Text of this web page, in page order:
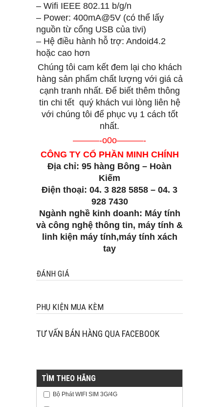
– Wifi IEEE 802.11 b/g/n
– Power: 400mA@5V (có thể lấy
nguồn từ cổng USB của tivi)
– Hệ điều hành hỗ trợ: Andoid4.2
hoặc cao hơn
Chúng tôi cam kết đem lại cho khách
hàng sản phẩm chất lượng với giá cả
cạnh tranh nhất. Để biết thêm thông
tin chi tết quý khách vui lòng liên hệ
với chúng tôi để phục vụ 1 cách tốt
nhất.
———-o0o———-
CÔNG TY CỔ PHẦN MINH CHÍNH
Địa chỉ: 95 hàng Bông – Hoàn
Kiếm
Điện thoại: 04. 3 828 5858 – 04. 3
928 7430
Ngành nghề kinh doanh: Máy tính
và công nghệ thông tin, máy tính &
linh kiện máy tính,máy tính xách
tay
ĐÁNH GIÁ
PHỤ KIỆN MUA KÈM
TƯ VẤN BÁN HÀNG QUA FACEBOOK
TÌM THEO HÃNG
Bộ Phát WIFI SIM 3G/4G